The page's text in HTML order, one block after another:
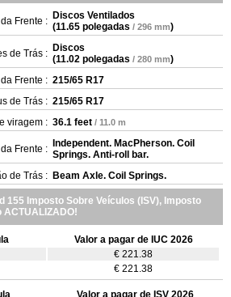
Frente : Discos Ventilados
(11.65 polegadas / 296 mm)
de Trás : Discos
(11.02 polegadas / 280 mm)
Frente : 215/65 R17
de Trás : 215/65 R17
viragem : 36.1 feet / 11.0 m
Frente : Independent. MacPherson. Coil
Springs. Anti-roll bar.
de Trás : Beam Axle. Coil Springs.
155 Imposto Sobre Veículos (ISV), Imposto
Valor a pagar de IUC 2026
€ 221.38
€ 221.38
Valor a pagar de ISV 2026